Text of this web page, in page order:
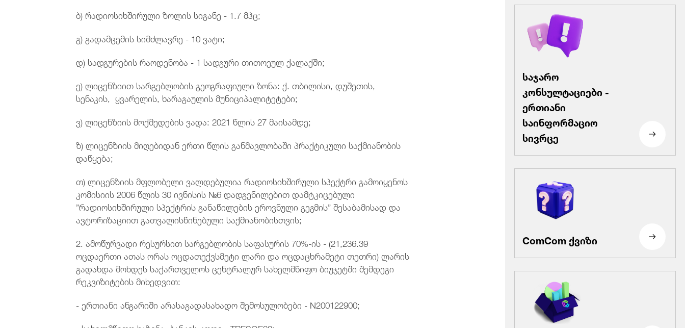
ბ) რადიოსიხშირული ზოლის სიგანე - 1.7 მჰც;
გ) გადამცემის სიმძლავრე - 10 ვატი;
დ) სადგურების რაოდენობა - 1 სადგური თითოეულ ქალაქში;
ე) ლიცენზიით სარგებლობის გეოგრაფიული ზონა: ქ. თბილისი, დუშეთის,
სენაკის, ყვარელის, ხარაგაულის მუნიციპალიტეტები;
ვ) ლიცენზიის მოქმედების ვადა: 2021 წლის 27 მაისამდე;
ზ) ლიცენზიის მიღებიდან ერთი წლის განმავლობაში პრაქტიკული საქმიანობის
დაწყება;
თ) ლიცენზიის მფლობელი ვალდებულია რადიოსიხშირული სპექტრი გამოიყენოს
კომისიის 2006 წლის 30 ივნისის №6 დადგენილებით დამტკიცებული
”რადიოსიხშირული სპექტრის განაწილების ეროვნული გეგმის” შესაბამისად და
ავტორიზაციით გათვალისწინებული საქმიანობისთვის;
2. ამოწურვადი რესურსით სარგებლობის საფასურის 70%-ის - (21,236.39
ოცდაერთი ათას ორას ოცდათექვსმეტი ლარი და ოცდაცხრამეტი თეთრი) ლარის
გადახდა მოხდეს საქართველოს ცენტრალურ სახელმწიფო ბიუჯეტში შემდეგი
რეკვიზიტების მიხედვით:
- ერთიანი ანგარიში არასაგადასახადო შემოსულობები - N200122900;
საჯარო
კონსულტაციები -
ერთიანი
საინფორმაციო
სივრცე
ComCom ქვიზი